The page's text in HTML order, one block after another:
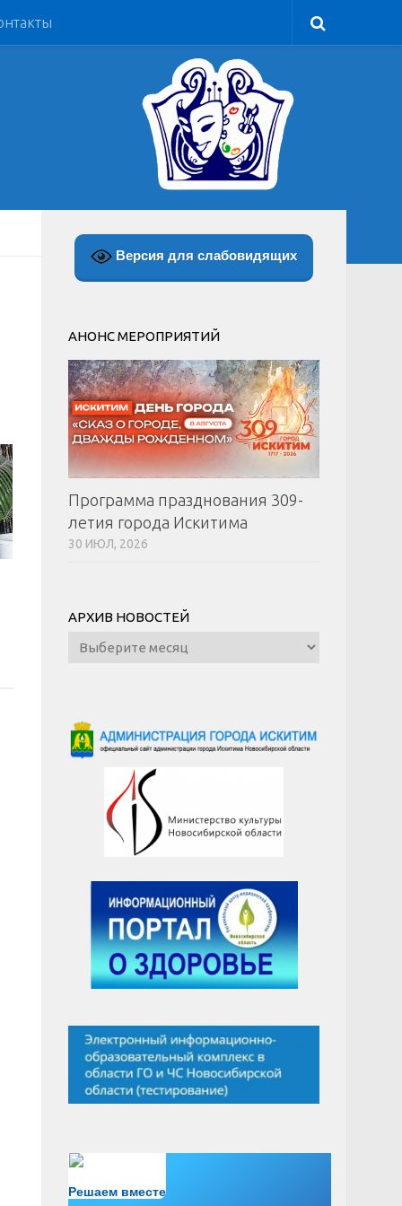
Версия для слабовидящих
АНОНС МЕРОПРИЯТИЙ
Программа празднования 309-
летия города Искитима
30 ИЮЛ, 2026
АРХИВ НОВОСТЕЙ
Архив
новостей
Решаем вместе